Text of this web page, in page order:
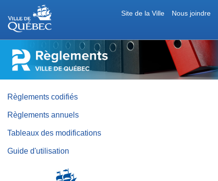
Nous joindre
Site de la Ville
RÈGLEMENTS
DE
QUÉBEC
Règlements codifiés
Règlements annuels
Tableaux des modifications
Guide d'utilisation